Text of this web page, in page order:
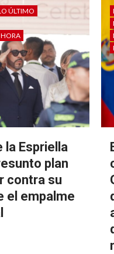
ÚLTIMO
la Espriella
plan
contra su
el empalme